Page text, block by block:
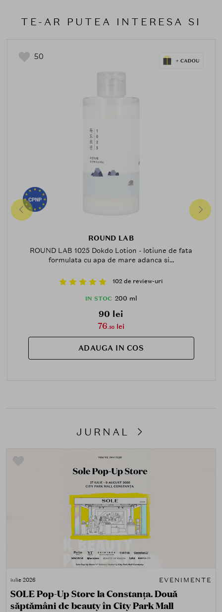
TE-AR PUTEA INTERESA SI
50
ROUND LAB
ROUND LAB 1025 Dokdo Lotion - lotiune de fata
formulata cu apa de mare adanca si...
102 de review-uri
IN STOC 200 ml
90 lei
76.50 lei
ADAUGA IN COS
JURNAL
iulie 2026 EVENIMENTE
SOLE Pop-Up Store la Constanța. Două
săptămâni de beauty în City Park Mall